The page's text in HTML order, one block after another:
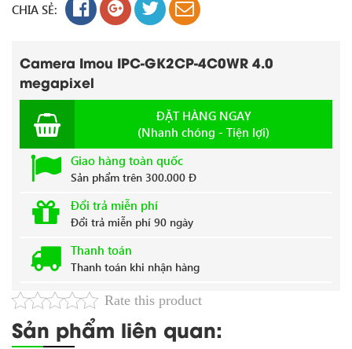
CHIA SẺ:
Camera Imou IPC-GK2CP-4C0WR 4.0
megapixel
ĐẶT HÀNG NGAY
(Nhanh chóng - Tiện lợi)
Giao hàng toàn quốc
Sản phẩm trên 300.000 Đ
Đổi trả miễn phí
Đổi trả miễn phí 90 ngày
Thanh toán
Thanh toán khi nhận hàng
Rate this product
Sản phẩm liên quan: